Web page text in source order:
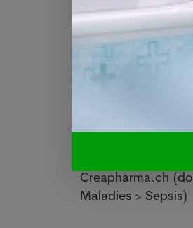
décès. Aux Etats-
On compte dans
publique
qu’il y avait
d’environ 30%.
cancer ne
Référence étude :
Creapharma.ch
Maladies > Sepsis)